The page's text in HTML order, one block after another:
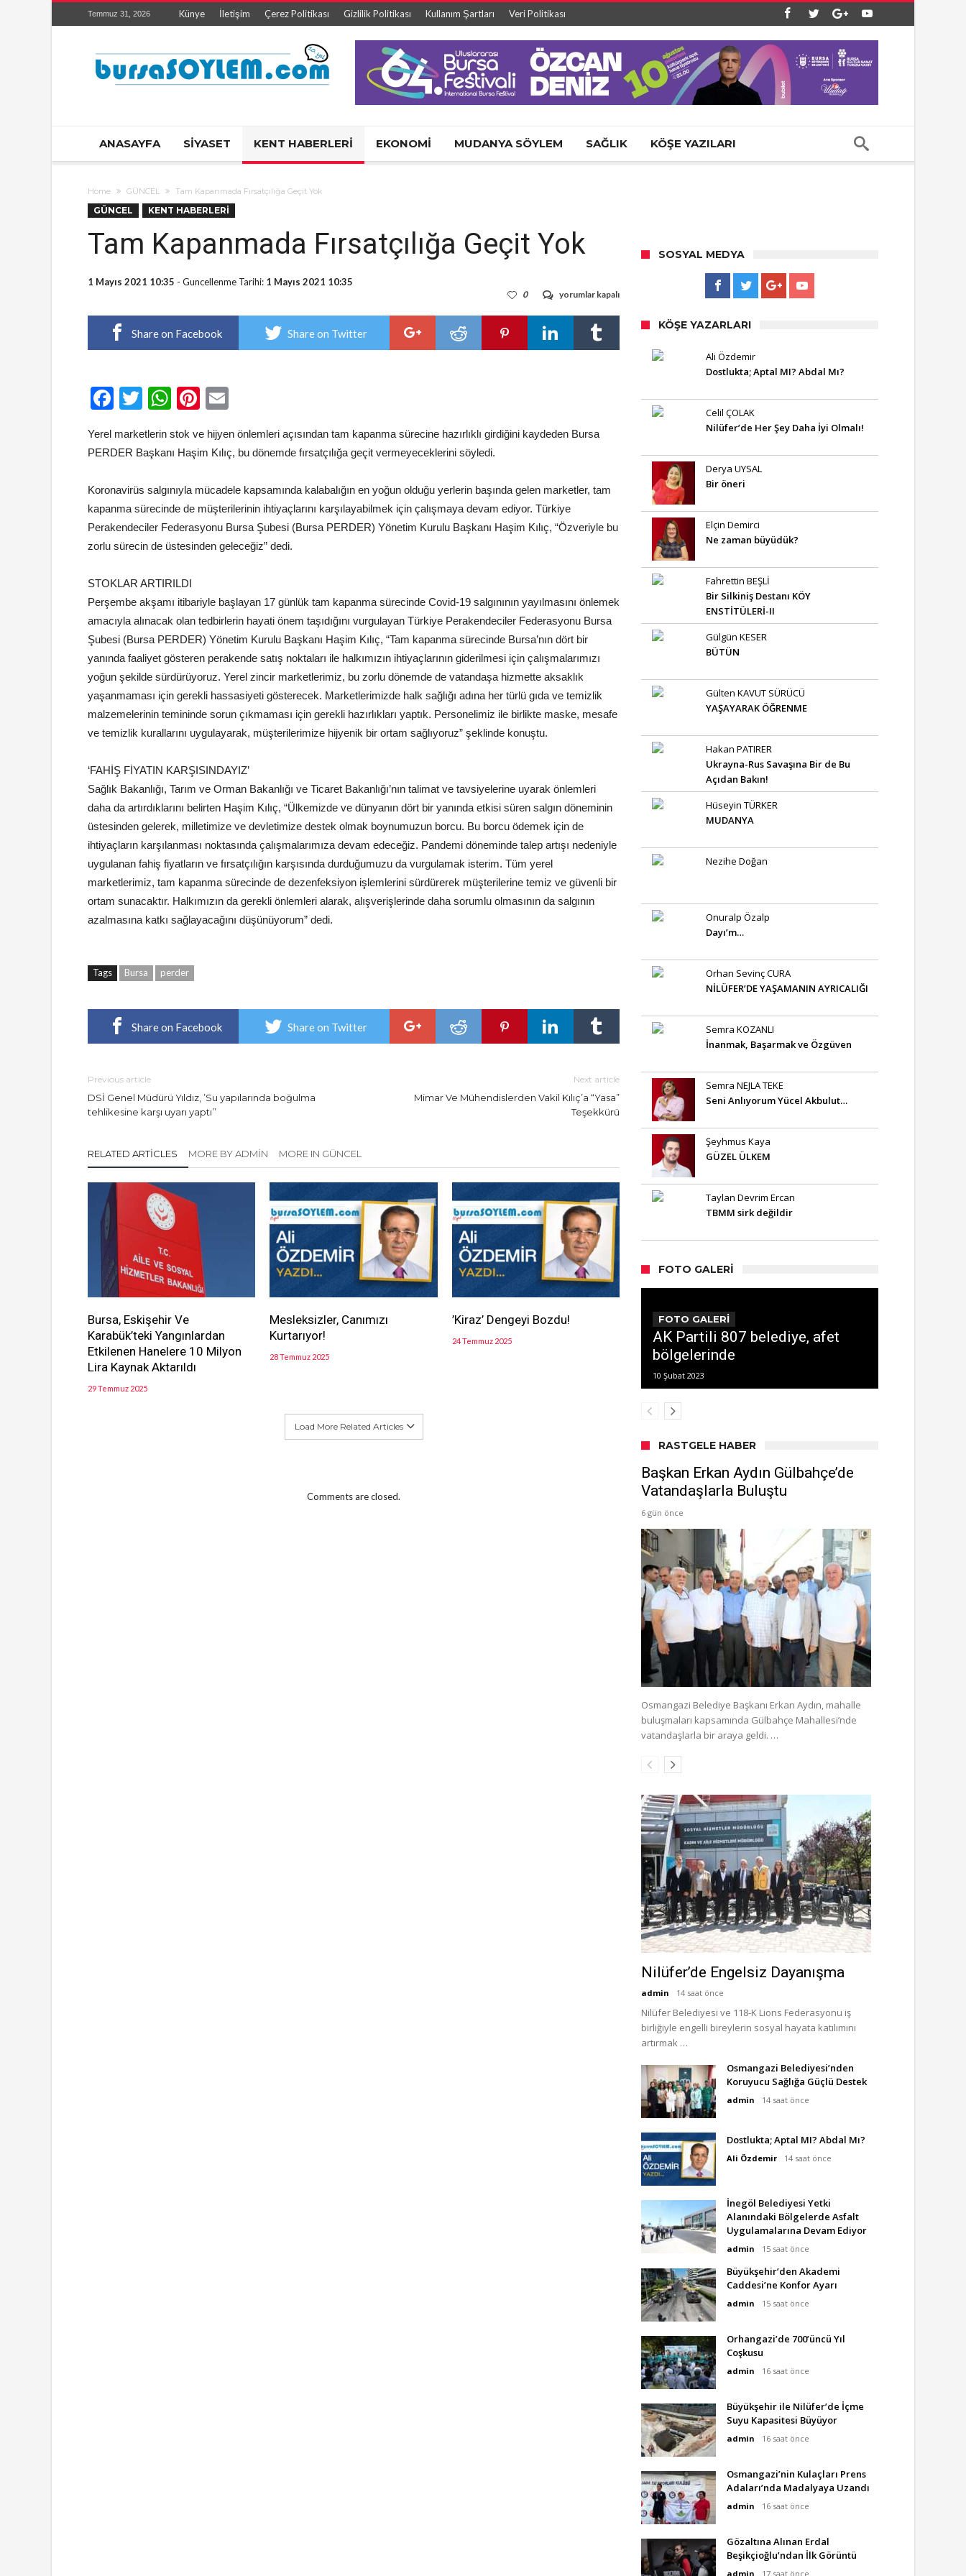
Temmuz 31, 2026 Künye İletişim Çerez Politikası Gizlilik Politikası Kullanım Şartları Veri Politikası
ANASAYFA SİYASET KENT HABERLERİ EKONOMİ MUDANYA SÖYLEM SAĞLIK KÖŞE YAZILARI
Home GÜNCEL Tam Kapanmada Fırsatçılığa Geçit Yok
GÜNCEL KENT HABERLERİ
Tam Kapanmada Fırsatçılığa Geçit Yok
1 Mayıs 2021 10:35 - Guncellenme Tarihi: 1 Mayıs 2021 10:35
Tam
Fırsatçılığa
Yok
için
yorumlar kapalı
0
Share on Facebook Share on Twitter
Facebook
TwitterWhatsApp
Pinterest
Yerel marketlerin stok ve hijyen önlemleri açısından tam kapanma sürecine hazırlıklı girdiğini kaydeden Bursa
PERDER Başkanı Haşim Kılıç, bu dönemde fırsatçılığa geçit vermeyeceklerini söyledi.
Koronavirüs salgınıyla mücadele kapsamında kalabalığın en yoğun olduğu yerlerin başında gelen marketler, tam
kapanma sürecinde de müşterilerinin ihtiyaçlarını karşılayabilmek için çalışmaya devam ediyor. Türkiye
Perakendeciler Federasyonu Bursa Şubesi (Bursa PERDER) Yönetim Kurulu Başkanı Haşim Kılıç, “Özveriyle bu
zorlu sürecin de üstesinden geleceğiz” dedi.
STOKLAR ARTIRILDI
Perşembe akşamı itibariyle başlayan 17 günlük tam kapanma sürecinde Covid-19 salgınının yayılmasını önlemek
amacıyla alınacak olan tedbirlerin hayati önem taşıdığını vurgulayan Türkiye Perakendeciler Federasyonu Bursa
Şubesi (Bursa PERDER) Yönetim Kurulu Başkanı Haşim Kılıç, “Tam kapanma sürecinde Bursa’nın dört bir
yanında faaliyet gösteren perakende satış noktaları ile halkımızın ihtiyaçlarının giderilmesi için çalışmalarımızı
yoğun şekilde sürdürüyoruz. Yerel zincir marketlerimiz, bu zorlu dönemde de vatandaşa hizmette aksaklık
yaşanmaması için gerekli hassasiyeti gösterecek. Marketlerimizde halk sağlığı adına her türlü gıda ve temizlik
malzemelerinin temininde sorun çıkmaması için gerekli hazırlıkları yaptık. Personelimiz ile birlikte maske, mesafe
ve temizlik kurallarını uygulayarak, müşterilerimize hijyenik bir ortam sağlıyoruz” şeklinde konuştu.
‘FAHİŞ FİYATIN KARŞISINDAYIZ’
Sağlık Bakanlığı, Tarım ve Orman Bakanlığı ve Ticaret Bakanlığı’nın talimat ve tavsiyelerine uyarak önlemleri
daha da artırdıklarını belirten Haşim Kılıç, “Ülkemizde ve dünyanın dört bir yanında etkisi süren salgın döneminin
üstesinden gelerek, milletimize ve devletimize destek olmak boynumuzun borcu. Bu borcu ödemek için de
ihtiyaçların karşılanması noktasında çalışmalarımıza devam edeceğiz. Pandemi döneminde talep artışı nedeniyle
uygulanan fahiş fiyatların ve fırsatçılığın karşısında durduğumuzu da vurgulamak isterim. Tüm yerel
marketlerimiz, tam kapanma sürecinde de dezenfeksiyon işlemlerini sürdürerek müşterilerine temiz ve güvenli bir
ortam sunacaktır. Halkımızın da gerekli önlemleri alarak, alışverişlerinde daha sorumlu olmasının da salgının
azalmasına katkı sağlayacağını düşünüyorum” dedi.
Tags Bursa perder
Share on Facebook Share on Twitter
Previous article
DSİ Genel Müdürü Yıldız, ’Su yapılarında boğulma
tehlikesine karşı uyarı yaptı’’
Next article
Mimar Ve Mühendislerden Vakil Kılıç’a “Yasa”
Teşekkürü
RELATED ARTICLES MORE BY ADMIN MORE IN GÜNCEL
Bursa, Eskişehir Ve
Karabük’teki Yangınlardan
Etkilenen Hanelere 10 Milyon
Lira Kaynak Aktarıldı
29 Temmuz 2025
Mesleksizler, Canımızı
Kurtarıyor!
28 Temmuz 2025
’Kiraz’ Dengeyi Bozdu!
24 Temmuz 2025
Load More Related Articles
Comments are closed.
SOSYAL MEDYA
KÖŞE YAZARLARI
Ali Özdemir
Dostlukta; Aptal MI? Abdal Mı?
Celil ÇOLAK
Nilüfer’de Her Şey Daha İyi Olmalı!
Derya UYSAL
Bir öneri
Elçin Demirci
Ne zaman büyüdük?
Fahrettin BEŞLİ
Bir Silkiniş Destanı KÖY
ENSTİTÜLERİ-II
Gülgün KESER
BÜTÜN
Gülten KAVUT SÜRÜCÜ
YAŞAYARAK ÖĞRENME
Hakan PATIRER
Ukrayna-Rus Savaşına Bir de Bu
Açıdan Bakın!
Hüseyin TÜRKER
MUDANYA
Nezihe Doğan
Onuralp Özalp
Dayı’m…
Orhan Sevinç CURA
NİLÜFER’DE YAŞAMANIN AYRICALIĞI
Semra KOZANLI
İnanmak, Başarmak ve Özgüven
Semra NEJLA TEKE
Seni Anlıyorum Yücel Akbulut…
Şeyhmus Kaya
GÜZEL ÜLKEM
Taylan Devrim Ercan
TBMM sirk değildir
FOTO GALERI
FOTO GALERİ
AK Partili 807 belediye, afet
bölgelerinde
10 Şubat 2023
RASTGELE HABER
Başkan Erkan Aydın Gülbahçe’de
Vatandaşlarla Buluştu
6 gün önce
Osmangazi Belediye Başkanı Erkan Aydın, mahalle
buluşmaları kapsamında Gülbahçe Mahallesi’nde
vatandaşlarla bir araya geldi. …
Nilüfer’de Engelsiz Dayanışma
admin 14 saat önce
Nilüfer Belediyesi ve 118-K Lions Federasyonu iş
birliğiyle engelli bireylerin sosyal hayata katılımını
artırmak …
Osmangazi Belediyesi’nden
Koruyucu Sağlığa Güçlü Destek
admin 14 saat önce
Dostlukta; Aptal MI? Abdal Mı?
Ali Özdemir 14 saat önce
İnegöl Belediyesi Yetki
Alanındaki Bölgelerde Asfalt
Uygulamalarına Devam Ediyor
admin 15 saat önce
Büyükşehir’den Akademi
Caddesi’ne Konfor Ayarı
admin 15 saat önce
Orhangazi’de 700’üncü Yıl
Coşkusu
admin 16 saat önce
Büyükşehir ile Nilüfer’de İçme
Suyu Kapasitesi Büyüyor
admin 16 saat önce
Osmangazi’nin Kulaçları Prens
Adaları’nda Madalyaya Uzandı
admin 16 saat önce
Gözaltına Alınan Erdal
Beşikçioğlu’ndan İlk Görüntü
admin 17 saat önce